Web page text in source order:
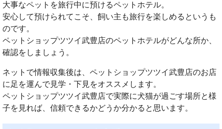
大事なペットを旅行中に預けるペットホテル。
安心して預けられてこそ、飼い主も旅行を楽しめるというも
のです。
ペットショップツツイ武豊店のペットホテルがどんな所か、
確認をしましょう。
ネットで情報収集後は、ペットショップツツイ武豊店のお店
に足を運んで見学・下見をオススメします。
ペットショップツツイ武豊店で実際に犬猫が過ごす場所と様
子を見れば、信頼できるかどうか分かると思います。